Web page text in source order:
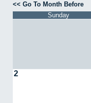
<< Go To Month Before
Sunday
2